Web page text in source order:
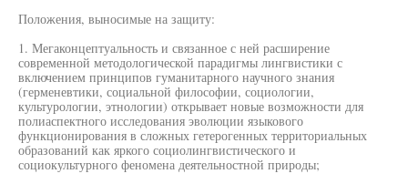
Положения, выносимые на защиту:
1. Мегаконцептуальность и связанное с ней расширение
современной методологической парадигмы лингвистики с
включением принципов гуманитарного научного знания
(герменевтики, социальной философии, социологии,
культурологии, этнологии) открывает новые возможности для
полиаспектного исследования эволюции языкового
функционирования в сложных гетерогенных территориальных
образований как яркого социолингвистического и
социокультурного феномена деятельностной природы;